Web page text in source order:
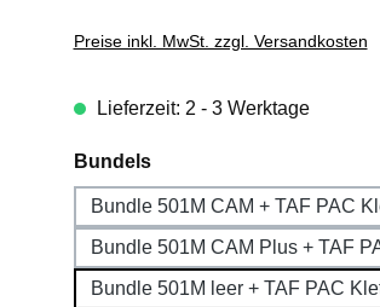
Preise inkl. MwSt. zzgl. Versandkosten
Lieferzeit: 2 - 3 Werktage
Bundelsauswählen
Bundle 501M CAM + TAF PAC
Bundle 501M CAM Plus + TAF
Bundle 501M leer + TAF PAC